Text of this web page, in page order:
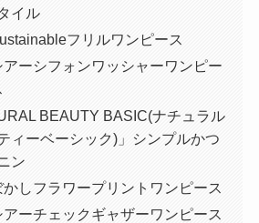
イル
フリルワンピース
アーシフォンワッシャーワンピー
BEAUTY BASIC(ナチュラル
ィーベーシック)」シンプルかつ
ン
かしフラワープリントワンピース
アーチェックギャザーワンピース